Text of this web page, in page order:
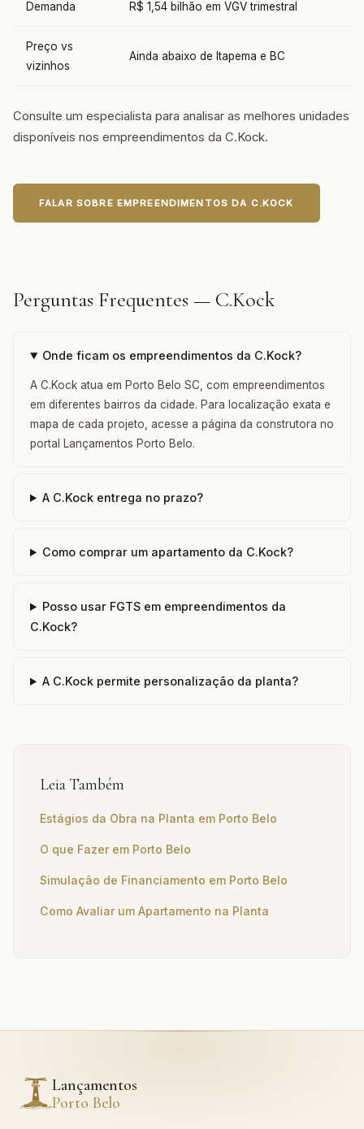
Demanda R$ 1,54 bilhão em VGV trimestral
Preço vs
vizinhos
Ainda abaixo de Itapema e BC
Consulte um especialista para analisar as melhores unidades
disponíveis nos empreendimentos da C.Kock.
FALAR SOBRE EMPREENDIMENTOS DA C.KOCK
Perguntas Frequentes — C.Kock
Onde ficam os empreendimentos da C.Kock?
A C.Kock atua em Porto Belo SC, com empreendimentos
em diferentes bairros da cidade. Para localização exata e
mapa de cada projeto, acesse a página da construtora no
portal Lançamentos Porto Belo.
A C.Kock entrega no prazo?
Como comprar um apartamento da C.Kock?
Posso usar FGTS em empreendimentos da
C.Kock?
A C.Kock permite personalização da planta?
Leia Também
Estágios da Obra na Planta em Porto Belo
O que Fazer em Porto Belo
Simulação de Financiamento em Porto Belo
Como Avaliar um Apartamento na Planta
Lançamentos
Porto Belo